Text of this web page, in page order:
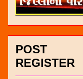
POST
REGISTER